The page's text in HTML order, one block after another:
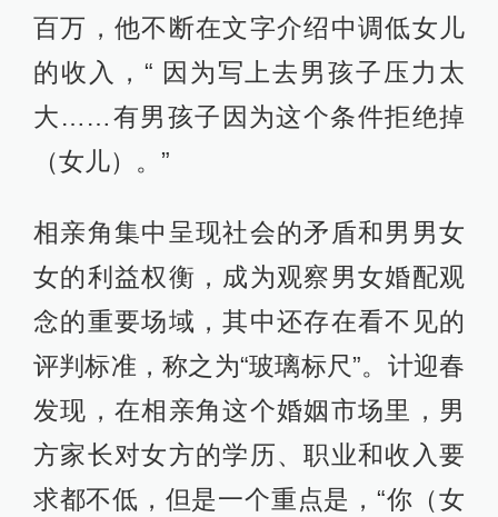
百万，他不断在文字介绍中调低女儿
的收入，“ 因为写上去男孩子压力太
大……有男孩子因为这个条件拒绝掉
（女儿）。”
相亲角集中呈现社会的矛盾和男男女
女的利益权衡，成为观察男女婚配观
念的重要场域，其中还存在看不见的
评判标准，称之为“玻璃标尺”。计迎春
发现，在相亲角这个婚姻市场里，男
方家长对女方的学历、职业和收入要
求都不低，但是一个重点是，“你（女